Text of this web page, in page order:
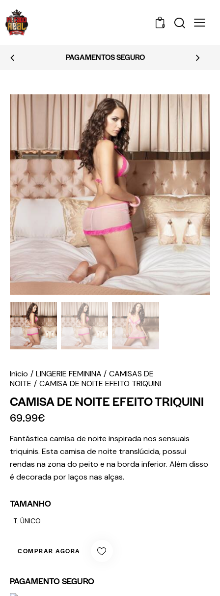
0
EMBALAGEM DISCRETA
Início LINGERIE FEMININA
CAMISAS DE
NOITE
CAMISA DE NOITE EFEITO TRIQUINI
CAMISA DE NOITE EFEITO TRIQUINI
69.99€
Fantástica camisa de noite inspirada nos sensuais
triquinis. Esta camisa de noite translúcida, possui
rendas na zona do peito e na borda inferior. Além disso
é decorada por laços nas alças.
TAMANHO
T. ÚNICO
COMPRAR AGORA
PAGAMENTO SEGURO